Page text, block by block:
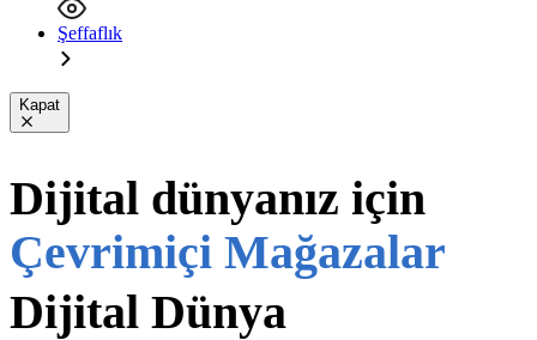
Şeffaflık
Kapat
Dijital dünyanız için
Dijital Dünya
Web Sitesi
Çevrimiçi Mağazalar
Uygulamalar
PDF'ler
Dijital Dünya